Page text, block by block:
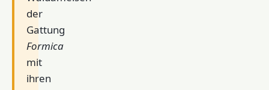
der
Gattung
Formica
mit
ihren